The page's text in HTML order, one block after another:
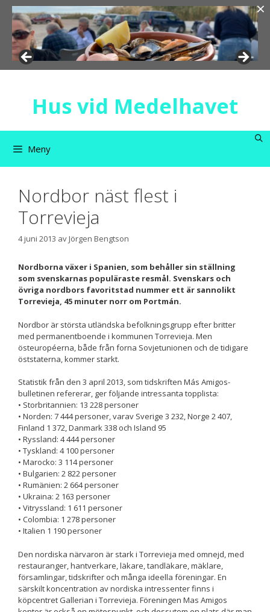
Hoppa
innehåll
Hus vid Medelhavet
Meny
Nordbor näst flest i
Torrevieja
4 juni 2013 avJörgen Bengtson
Nordborna växer i Spanien, som behåller sin ställning
som svenskarnas populäraste resmål. Svenskars och
övriga nordbors favoritstad nummer ett är sannolikt
Torrevieja, 45 minuter norr om Portmán.
Nordbor är största utländska befolkningsgrupp efter britter
med permanentboende i kommunen Torrevieja. Men
östeuropéerna, både från forna Sovjetunionen och de tidigare
öststaterna, kommer starkt.
Statistik från den 3 april 2013, som tidskriften Más Amigos-
bulletinen refererar, ger följande intressanta topplista:
• Storbritannien: 13 228 personer
• Norden: 7 444 personer, varav Sverige 3 232, Norge 2 407,
Finland 1 372, Danmark 338 och Island 95
• Ryssland: 4 444 personer
• Tyskland: 4 100 personer
• Marocko: 3 114 personer
• Bulgarien: 2 822 personer
• Rumänien: 2 664 personer
• Ukraina: 2 163 personer
• Vitryssland: 1 611 personer
• Colombia: 1 278 personer
• Italien 1 190 personer
Den nordiska närvaron är stark i Torrevieja med omnejd, med
restauranger, hantverkare, läkare, tandläkare, mäklare,
församlingar, tidskrifter och många ideella föreningar. En
särskilt koncentration av nordiska intressenter finns i
köpcentret Gallerian i Torrevieja. Föreningen Mas Amigos
×
Nödvändiga
Dessa kakor
välja bort. De
behövs för att
över huvud
Statistik
För att vi ska
Upplevelse
För att vår
hemsida ska
prestera så